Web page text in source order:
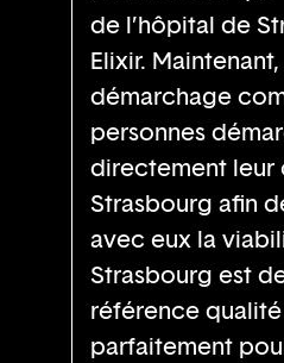
de l’hôpital de
Elixir.
démarchage
personnes
directement leur
Strasbourg afin
avec eux la
Strasbourg est
référence
parfaitement